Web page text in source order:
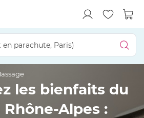
les bienfaits du
Rhône-Alpes :